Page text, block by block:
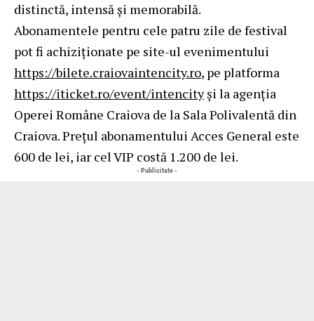
distinctă, intensă și memorabilă.
Abonamentele pentru cele patru zile de festival
pot fi achiziționate pe site-ul evenimentului
https://bilete.craiovaintencity.ro, pe platforma
https://iticket.ro/event/intencityși la agenția
Operei Române Craiova de la Sala Polivalentă din
Craiova. Prețul abonamentului Acces General este
600 de lei, iar cel VIP costă 1.200 de lei.
- Publicitate -